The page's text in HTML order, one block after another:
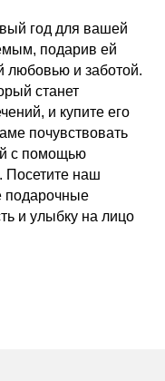
год для вашей
подарив ей
любовью и заботой.
станет
и купите его
почувствовать
с помощью
Посетите наш
подарочные
и улыбку на лицо